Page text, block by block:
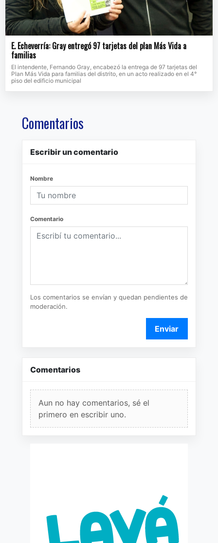
E. Echeverría: Gray entregó 97 tarjetas del plan Más Vida a
familias
El intendente, Fernando Gray, encabezó la entrega de 97 tarjetas del
Plan Más Vida para familias del distrito, en un acto realizado en el 4°
piso del edificio municipal
Comentarios
Escribir un comentario
Nombre
Comentario
Los comentarios se envían y quedan pendientes de
moderación.
Enviar
Comentarios
Aun no hay comentarios, sé el
primero en escribir uno.